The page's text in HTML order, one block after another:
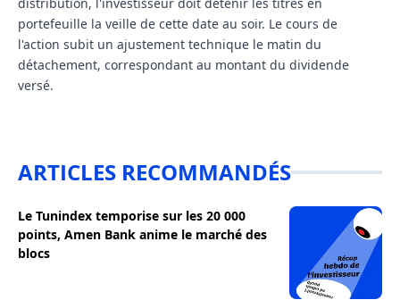
portefeuille la veille de cette date au soir. Le cours de
l'action subit un ajustement technique le matin du
détachement, correspondant au montant du dividende
versé.
ARTICLES RECOMMANDÉS
Le Tunindex temporise sur les 20 000
points, Amen Bank anime le marché des
blocs